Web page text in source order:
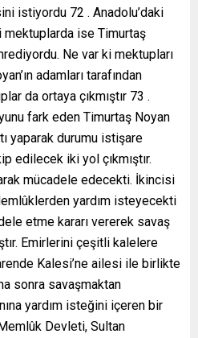
istiyordu 72 . Anadolu’daki
ise Timurtaş
Ne var ki mektupları
adamları tarafından
da ortaya çıkmıştır 73 .
fark eden Timurtaş Noyan
yaparak durumu istişare
edilecek iki yol çıkmıştır.
mücadele edecekti. İkincisi
yardım isteyecekti
etme kararı vererek savaş
Emirlerini çeşitli kalelere
Kalesi’ne ailesi ile birlikte
sonra savaşmaktan
yardım isteğini içeren bir
Devleti, Sultan